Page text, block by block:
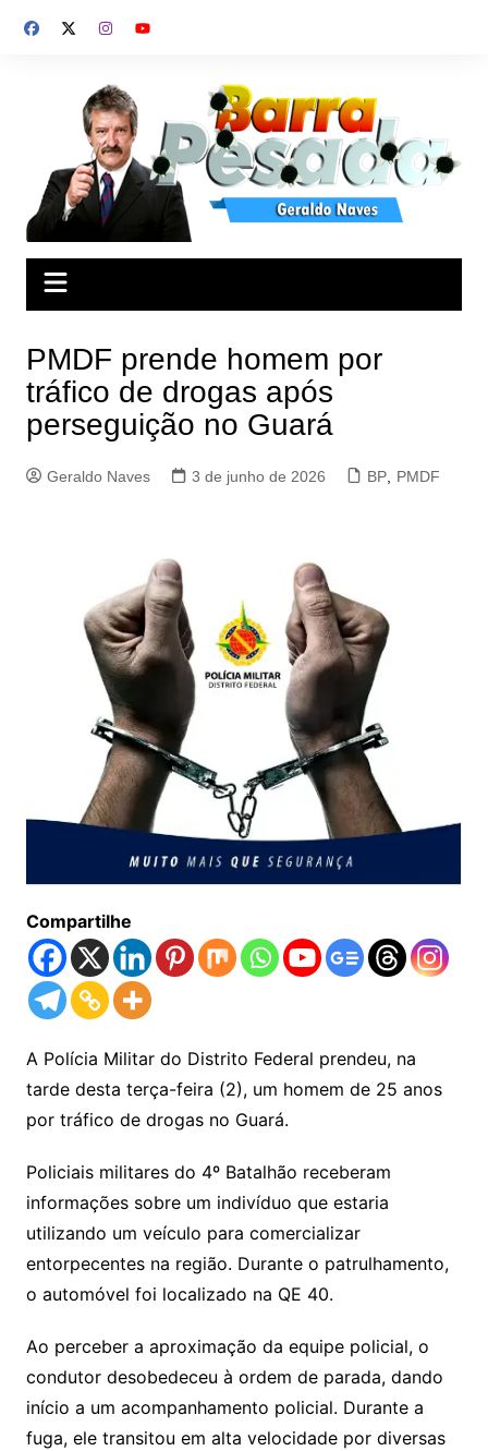
para
PMDF prende homem por
tráfico de drogas após
perseguição no Guará
Geraldo Naves 3 de junho de 2026 BP, PMDF
Compartilhe
A Polícia Militar do Distrito Federal prendeu, na
tarde desta terça-feira (2), um homem de 25 anos
por tráfico de drogas no Guará.
Policiais militares do 4º Batalhão receberam
informações sobre um indivíduo que estaria
utilizando um veículo para comercializar
entorpecentes na região. Durante o patrulhamento,
o automóvel foi localizado na QE 40.
Ao perceber a aproximação da equipe policial, o
condutor desobedeceu à ordem de parada, dando
início a um acompanhamento policial. Durante a
fuga, ele transitou em alta velocidade por diversas